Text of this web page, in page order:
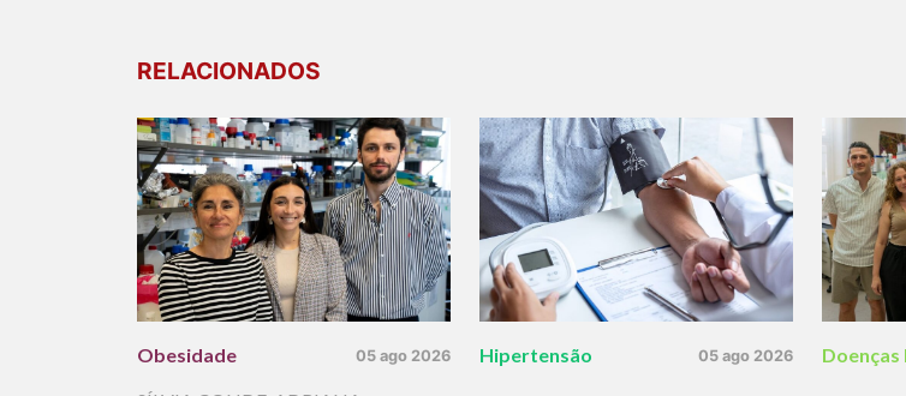
RELACIONADOS
Obesidade 05 ago 2026 Hipertensão 05 ago 2026